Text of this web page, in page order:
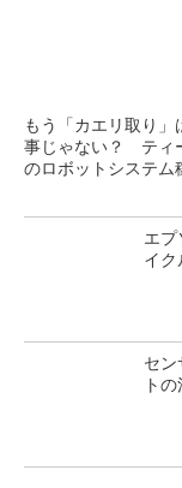
もう「カエリ取り」
事じゃない？ ティ
のロボットシステム
エ
イ
セン
ト